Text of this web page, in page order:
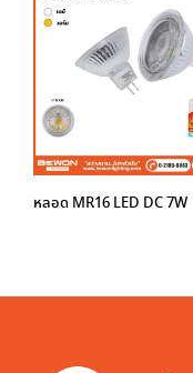
หลอด MR16 LED DC 7W